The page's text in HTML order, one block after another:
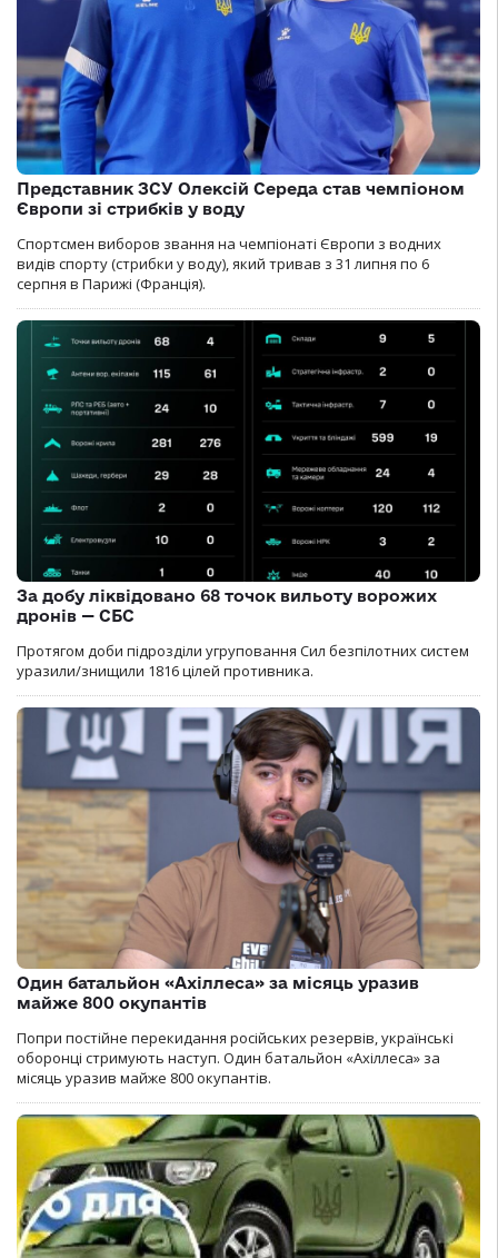
Представник ЗСУ Олексій Середа став чемпіоном
Європи зі стрибків у воду
Спортсмен виборов звання на чемпіонаті Європи з водних
видів спорту (стрибки у воду), який тривав з 31 липня по 6
серпня в Парижі (Франція).
За добу ліквідовано 68 точок вильоту ворожих
дронів — СБС
Протягом доби підрозділи угруповання Сил безпілотних систем
уразили/знищили 1816 цілей противника.
Один батальйон «Ахіллеса» за місяць уразив
майже 800 окупантів
Попри постійне перекидання російських резервів, українські
оборонці стримують наступ. Один батальйон «Ахіллеса» за
місяць уразив майже 800 окупантів.